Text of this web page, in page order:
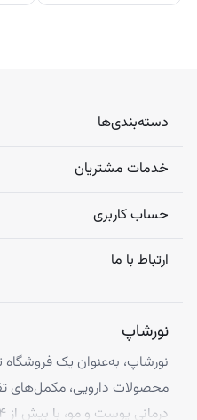
دسته‌بندی‌ها
خدمات مشتریان
حساب کاربری
ارتباط با ما
نورشاپ
نورشاپ، به‌عنوان یک
محصولات دارویی، مکمل‌های